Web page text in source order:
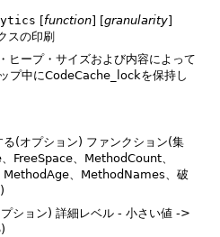
[function] [granularity]
スの印刷
ヒープ・サイズおよび内容によって
プ中にCodeCache_lockを保持し
る(オプション) ファンクション(集
FreeSpace、MethodCount、
MethodAge、MethodNames、破
ション) 詳細レベル - 小さい値 ->